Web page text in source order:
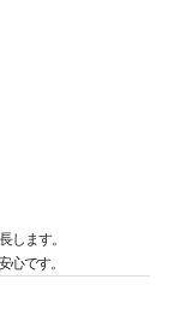
します。
心です。